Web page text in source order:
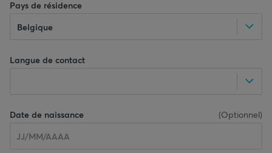
Pays de résidence
Belgique
Langue de contact
Date de naissance (Optionnel)